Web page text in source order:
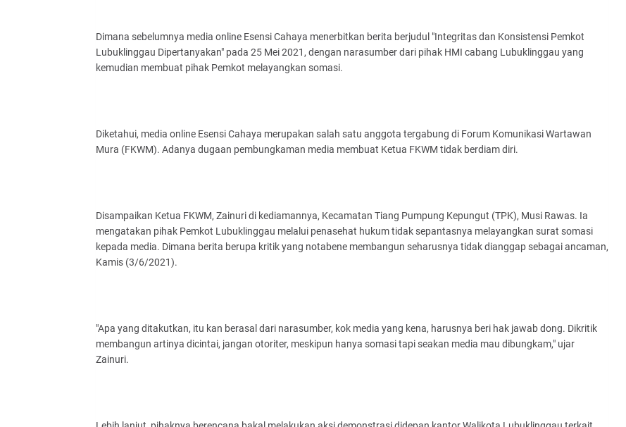
Dimana sebelumnya media online Esensi Cahaya menerbitkan berita berjudul "Integritas dan Konsistensi Pemkot
Lubuklinggau Dipertanyakan" pada 25 Mei 2021, dengan narasumber dari pihak HMI cabang Lubuklinggau yang
kemudian membuat pihak Pemkot melayangkan somasi.
Diketahui, media online Esensi Cahaya merupakan salah satu anggota tergabung di Forum Komunikasi Wartawan
Mura (FKWM). Adanya dugaan pembungkaman media membuat Ketua FKWM tidak berdiam diri.
Disampaikan Ketua FKWM, Zainuri di kediamannya, Kecamatan Tiang Pumpung Kepungut (TPK), Musi Rawas. Ia
mengatakan pihak Pemkot Lubuklinggau melalui penasehat hukum tidak sepantasnya melayangkan surat somasi
kepada media. Dimana berita berupa kritik yang notabene membangun seharusnya tidak dianggap sebagai ancaman,
Kamis (3/6/2021).
"Apa yang ditakutkan, itu kan berasal dari narasumber, kok media yang kena, harusnya beri hak jawab dong. Dikritik
membangun artinya dicintai, jangan otoriter, meskipun hanya somasi tapi seakan media mau dibungkam," ujar
Zainuri.